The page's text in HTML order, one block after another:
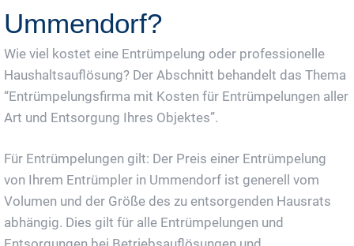
Ummendorf?
Wie viel kostet eine Entrümpelung oder professionelle
Haushaltsauflösung? Der Abschnitt behandelt das Thema
“Entrümpelungsfirma mit Kosten für Entrümpelungen aller
Art und Entsorgung Ihres Objektes”.
Für Entrümpelungen gilt: Der Preis einer Entrümpelung
von Ihrem Entrümpler in Ummendorf ist generell vom
Volumen und der Größe des zu entsorgenden Hausrats
abhängig. Dies gilt für alle Entrümpelungen und